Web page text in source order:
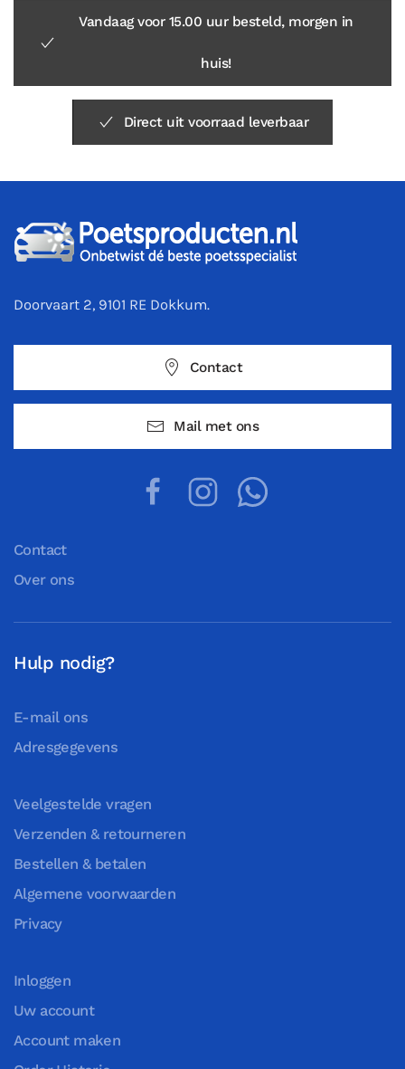
Vandaag voor 15.00 uur besteld, morgen in
huis!
Direct uit voorraad leverbaar
Doorvaart 2, 9101 RE Dokkum.
Contact
Mail met ons
Contact
Over ons
Hulp nodig?
E-mail ons
Adresgegevens
Veelgestelde vragen
Verzenden & retourneren
Bestellen & betalen
Algemene voorwaarden
Privacy
Inloggen
Uw account
Account maken